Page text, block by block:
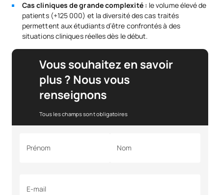
Cas cliniques de grande complexité : le volume élevé de
patients (+125 000) et la diversité des cas traités
permettent aux étudiants d’être confrontés à des
situations cliniques réelles dès le début.
Vous souhaitez en savoir
plus ? Nous vous
renseignons
Tous les champs sont obligatoires
Prénom Nom
E-mail